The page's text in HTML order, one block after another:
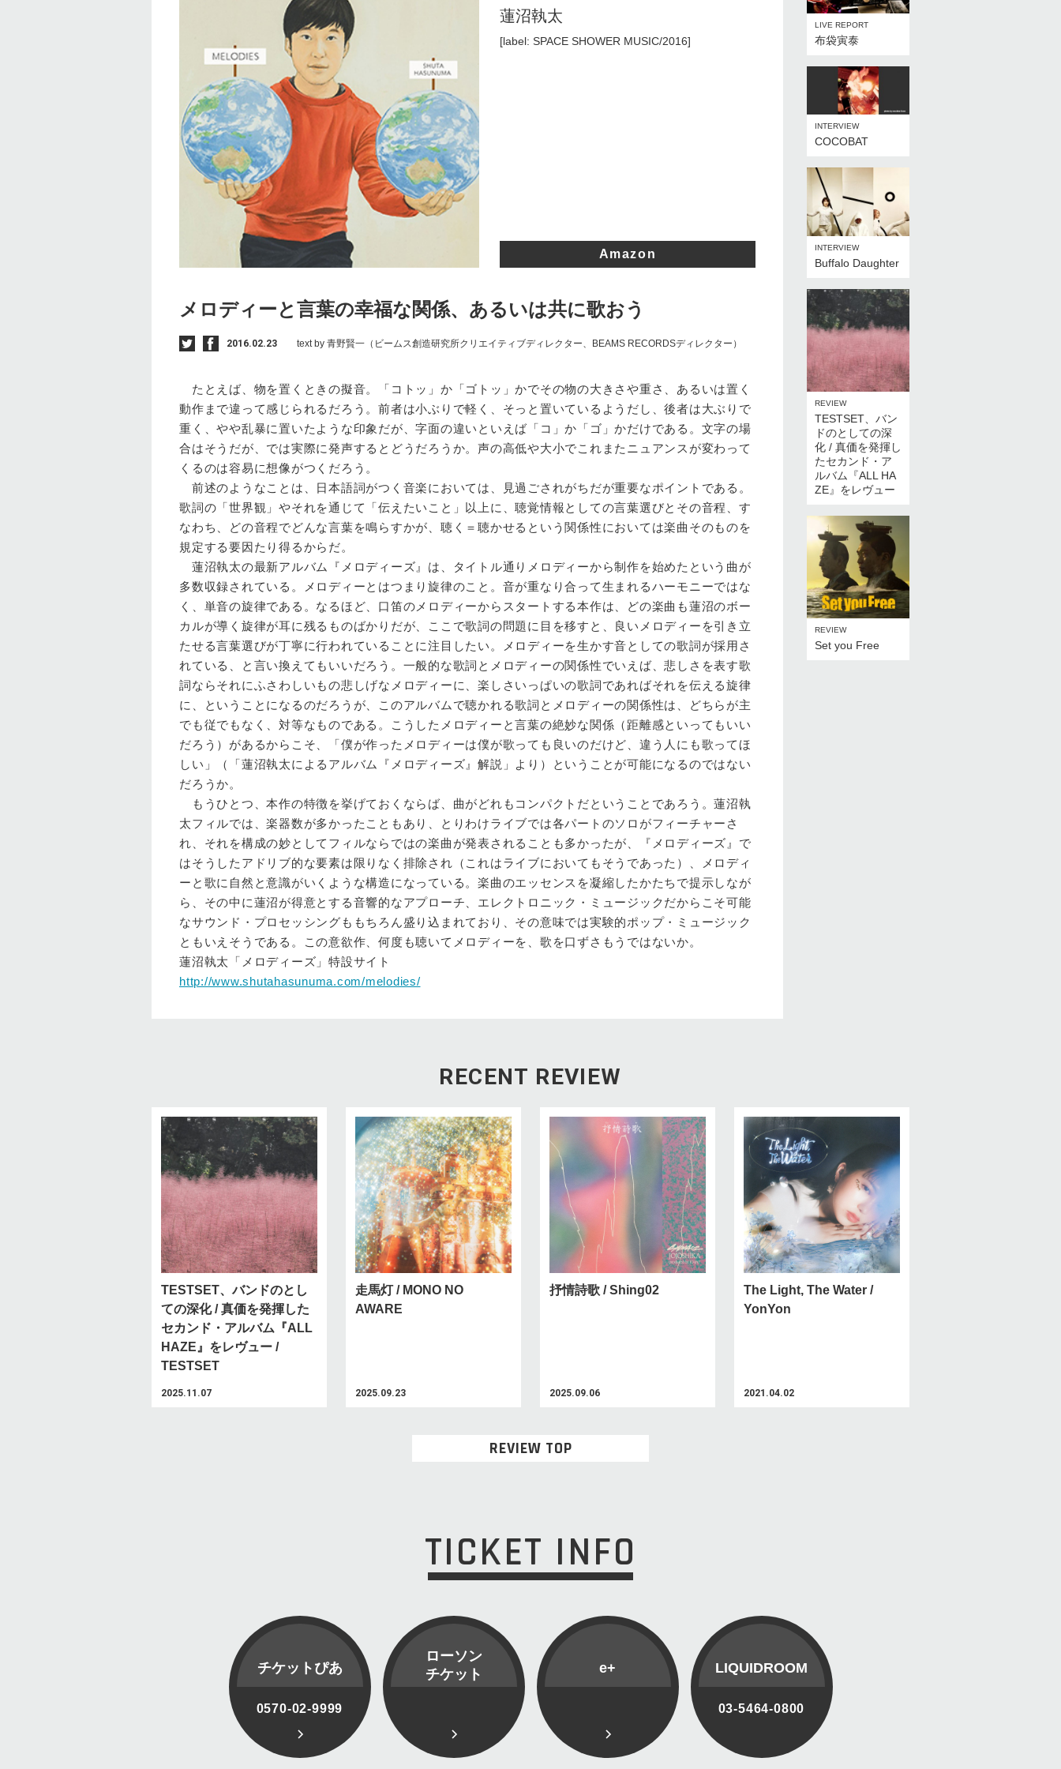
蓮沼執太
[label: SPACE SHOWER MUSIC/2016]
Amazon
メロディーと言葉の幸福な関係、あるいは共に歌おう
2016.02.23 text by 青野賢一（ビームス創造研究所クリエイティブディレクター、BEAMS RECORDSディレクター）
たとえば、物を置くときの擬音。「コトッ」か「ゴトッ」かでその物の大きさや重さ、あるいは置く
動作まで違って感じられるだろう。前者は小ぶりで軽く、そっと置いているようだし、後者は大ぶりで
重く、やや乱暴に置いたような印象だが、字面の違いといえば「コ」か「ゴ」かだけである。文字の場
合はそうだが、では実際に発声するとどうだろうか。声の高低や大小でこれまたニュアンスが変わって
くるのは容易に想像がつくだろう。
前述のようなことは、日本語詞がつく音楽においては、見過ごされがちだが重要なポイントである。
歌詞の「世界観」やそれを通じて「伝えたいこと」以上に、聴覚情報としての言葉選びとその音程、す
なわち、どの音程でどんな言葉を鳴らすかが、聴く＝聴かせるという関係性においては楽曲そのものを
規定する要因たり得るからだ。
蓮沼執太の最新アルバム『メロディーズ』は、タイトル通りメロディーから制作を始めたという曲が
多数収録されている。メロディーとはつまり旋律のこと。音が重なり合って生まれるハーモニーではな
く、単音の旋律である。なるほど、口笛のメロディーからスタートする本作は、どの楽曲も蓮沼のボー
カルが導く旋律が耳に残るものばかりだが、ここで歌詞の問題に目を移すと、良いメロディーを引き立
たせる言葉選びが丁寧に行われていることに注目したい。メロディーを生かす音としての歌詞が採用さ
れている、と言い換えてもいいだろう。一般的な歌詞とメロディーの関係性でいえば、悲しさを表す歌
詞ならそれにふさわしいもの悲しげなメロディーに、楽しさいっぱいの歌詞であればそれを伝える旋律
に、ということになるのだろうが、このアルバムで聴かれる歌詞とメロディーの関係性は、どちらが主
でも従でもなく、対等なものである。こうしたメロディーと言葉の絶妙な関係（距離感といってもいい
だろう）があるからこそ、「僕が作ったメロディーは僕が歌っても良いのだけど、違う人にも歌ってほ
しい」（「蓮沼執太によるアルバム『メロディーズ』解説」より）ということが可能になるのではない
だろうか。
もうひとつ、本作の特徴を挙げておくならば、曲がどれもコンパクトだということであろう。蓮沼執
太フィルでは、楽器数が多かったこともあり、とりわけライブでは各パートのソロがフィーチャーさ
れ、それを構成の妙としてフィルならではの楽曲が発表されることも多かったが、『メロディーズ』で
はそうしたアドリブ的な要素は限りなく排除され（これはライブにおいてもそうであった）、メロディ
ーと歌に自然と意識がいくような構造になっている。楽曲のエッセンスを凝縮したかたちで提示しなが
ら、その中に蓮沼が得意とする音響的なアプローチ、エレクトロニック・ミュージックだからこそ可能
なサウンド・プロセッシングももちろん盛り込まれており、その意味では実験的ポップ・ミュージック
ともいえそうである。この意欲作、何度も聴いてメロディーを、歌を口ずさもうではないか。
蓮沼執太「メロディーズ」特設サイト
http://www.shutahasunuma.com/melodies/
LIVE REPORT
布袋寅泰
INTERVIEW
COCOBAT
INTERVIEW
Buffalo Daughter
REVIEW
TESTSET、バン
ドのとしての深
化 / 真価を発揮し
たセカンド・ア
ルバム『ALL HA
ZE』をレヴュー
REVIEW
Set you Free
RECENT REVIEW
TESTSET、バンドのとし
ての深化 / 真価を発揮した
セカンド・アルバム『ALL
HAZE』をレヴュー /
TESTSET
2025.11.07
走馬灯 / MONO NO
AWARE
2025.09.23
抒情詩歌 / Shing02
2025.09.06
The Light, The Water /
YonYon
2021.04.02
REVIEW TOP
TICKET INFO
チケットぴあ
0570-02-9999
ローソン
チケット
e+ LIQUIDROOM
03-5464-0800